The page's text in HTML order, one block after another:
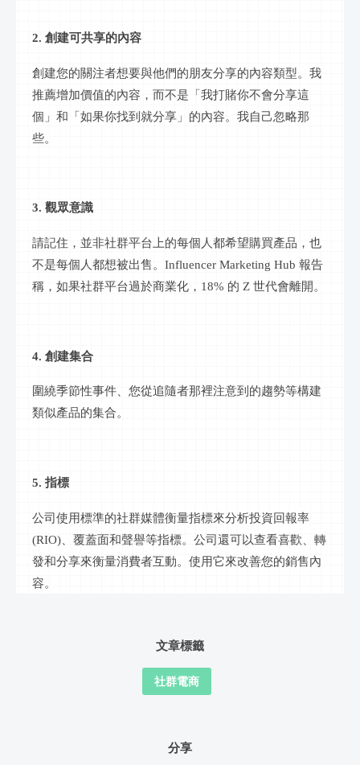
2. 創建可共享的內容
創建您的關注者想要與他們的朋友分享的內容類型。我
推薦增加價值的內容，而不是「我打賭你不會分享這
個」和「如果你找到就分享」的內容。我自己忽略那
些。
3. 觀眾意識
請記住，並非社群平台上的每個人都希望購買產品，也
不是每個人都想被出售。 Influencer Marketing Hub 報告
稱，如果社群平台過於商業化， 18% 的 Z 世代會離開。
4. 創建集合
圍繞季節性事件、您從追隨者那裡注意到的趨勢等構建
類似產品的集合。
5. 指標
公司使用標準的社群媒體衡量指標來分析投資回報率
(RIO)、覆蓋面和聲譽等指標。公司還可以查看喜歡、轉
發和分享來衡量消費者互動。使用它來改善您的銷售內
容。
文章標籤
社群電商
分享